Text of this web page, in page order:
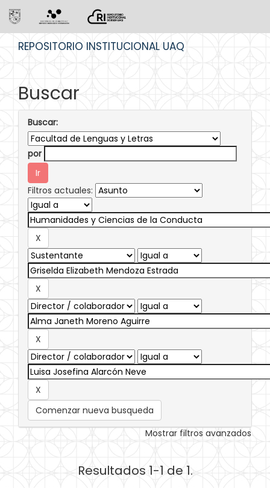
REPOSITORIO INSTITUCIONAL UAQ
Buscar
Buscar:
por
Filtros actuales:
Comenzar nueva busqueda
Mostrar filtros avanzados
Resultados 1-1 de 1.